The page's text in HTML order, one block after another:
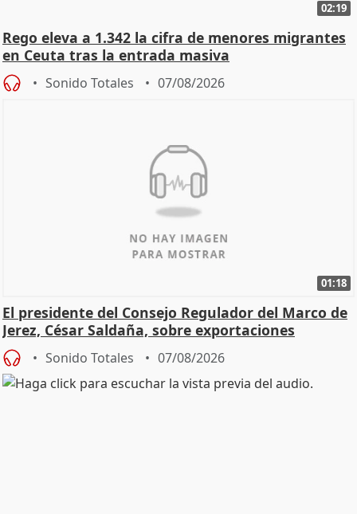
02:19
Rego eleva a 1.342 la cifra de menores migrantes
en Ceuta tras la entrada masiva
Sonido Totales 07/08/2026
01:18
El presidente del Consejo Regulador del Marco de
Jerez, César Saldaña, sobre exportaciones
Sonido Totales 07/08/2026